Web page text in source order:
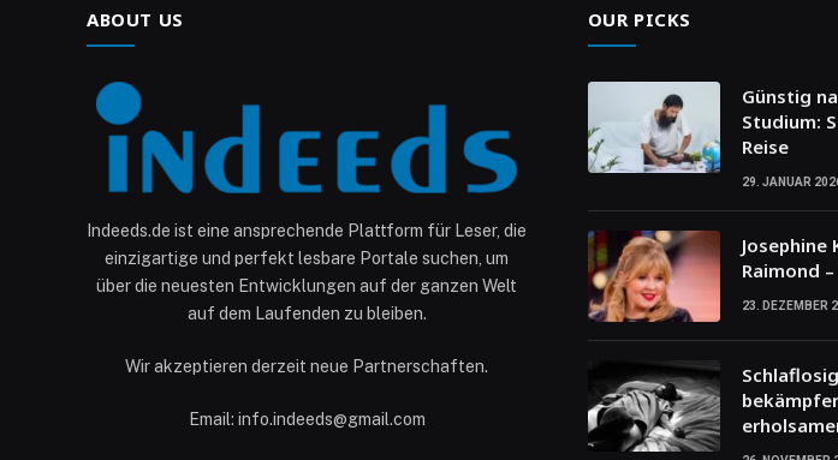
ABOUT US
Indeeds.de ist eine ansprechende Plattform für Leser, die
einzigartige und perfekt lesbare Portale suchen, um
über die neuesten Entwicklungen auf der ganzen Welt
auf dem Laufenden zu bleiben.
Wir akzeptieren derzeit neue Partnerschaften.
Email: info.indeeds@gmail.com
OUR PICKS
Günstig
Studium:
Reise
29. JANUAR
Josephine
Raimond
23. DEZEMBER